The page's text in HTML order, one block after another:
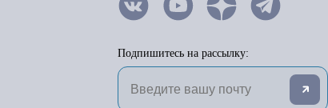
Подпишитесь на рассылку: